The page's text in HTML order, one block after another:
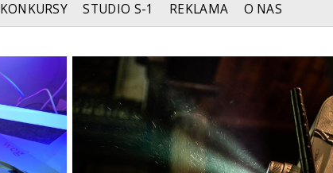
KONKURSY STUDIO S-1 REKLAMA O NAS